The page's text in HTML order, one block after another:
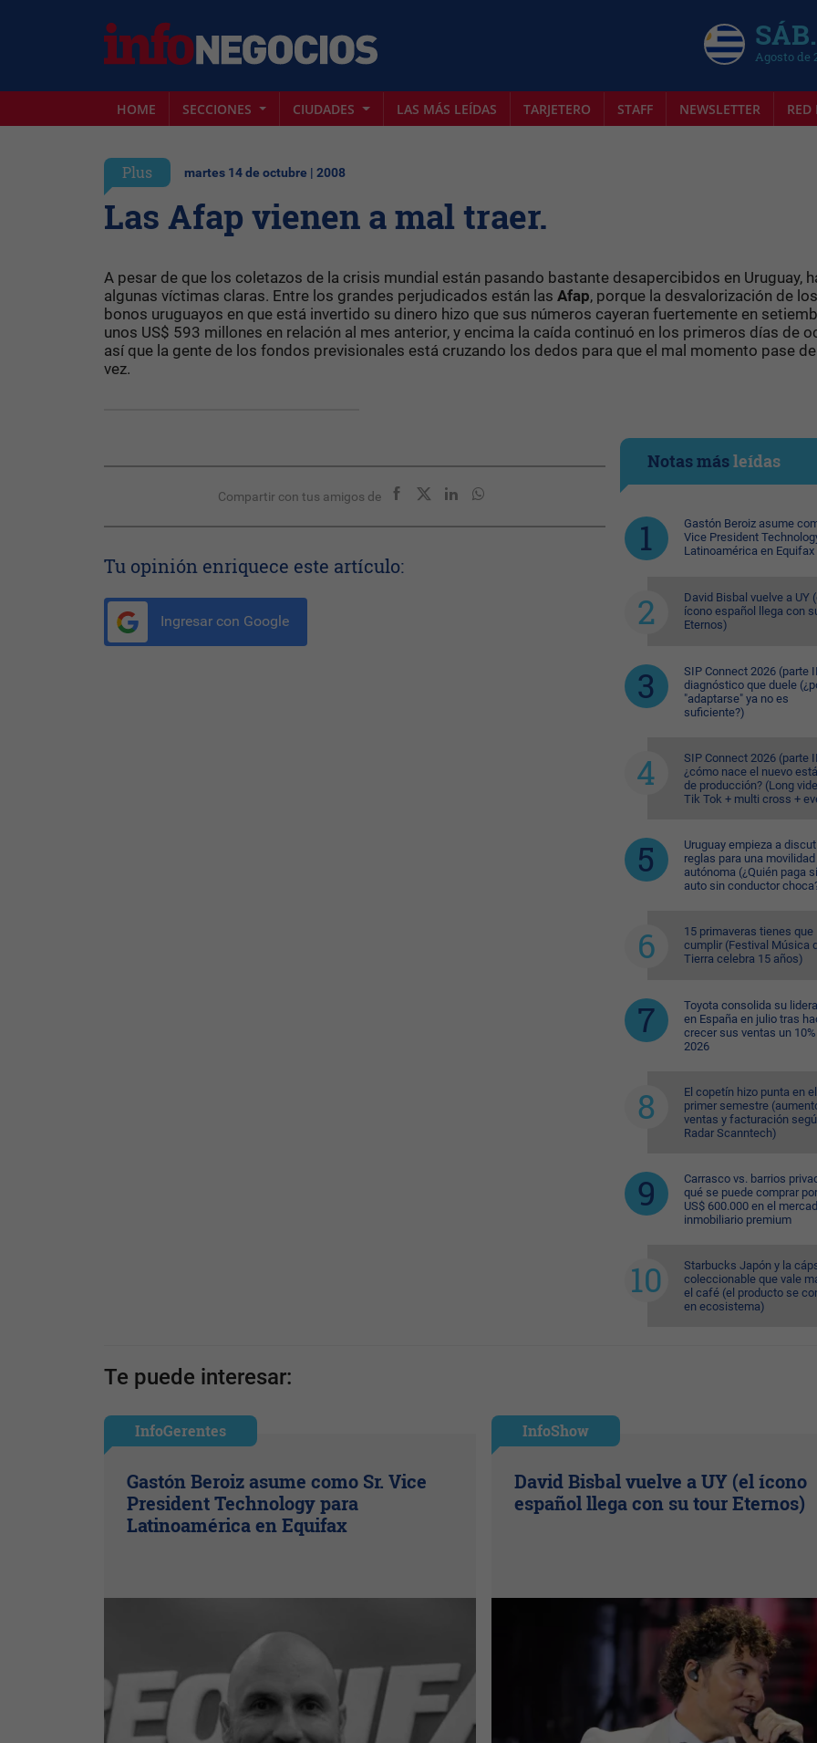
Agosto de
HOME SECCIONES CIUDADES LAS MÁS LEÍDAS TARJETERO STAFF NEWSLETTER
Plus martes 14 de octubre | 2008
Las Afap vienen a mal traer.
A pesar de que los coletazos de la crisis mundial están pasando bastante desapercibidos en Uruguay,
algunas víctimas claras. Entre los grandes perjudicados están las Afap, porque la desvalorización de los
bonos uruguayos en que está invertido su dinero hizo que sus números cayeran fuertemente en
unos US$ 593 millones en relación al mes anterior, y encima la caída continuó en los primeros días de
así que la gente de los fondos previsionales está cruzando los dedos para que el mal momento pase
vez.
Compartir con tus amigos de
Tu opinión enriquece este artículo:
Ingresar con Google
Notas másleídas
Gastón Beroiz asume
Vice President
Latinoamérica en Equifax
David Bisbal vuelve a UY
ícono español llega con
Eternos)
SIP Connect 2026 (parte
diagnóstico que duele
"adaptarse" ya no es
suficiente?)
SIP Connect 2026 (parte
¿cómo nace el nuevo
de producción? (Long
Tik Tok + multi cross +
Uruguay empieza a
reglas para una movilidad
autónoma (¿Quién paga
auto sin conductor
15 primaveras tienes que
cumplir (Festival Música
Tierra celebra 15 años)
Toyota consolida su
en España en julio tras
crecer sus ventas un
2026
El copetín hizo punta en el
primer semestre
ventas y facturación
Radar Scanntech)
Carrasco vs. barrios
qué se puede comprar
US$ 600.000 en el
inmobiliario premium
Starbucks Japón y la
coleccionable que vale
el café (el producto se
en ecosistema)
Te puede interesar:
InfoGerentes
Gastón Beroiz asume como Sr. Vice
President Technology para
Latinoamérica en Equifax
InfoShow
David Bisbal vuelve a UY (el ícono
español llega con su tour Eternos)